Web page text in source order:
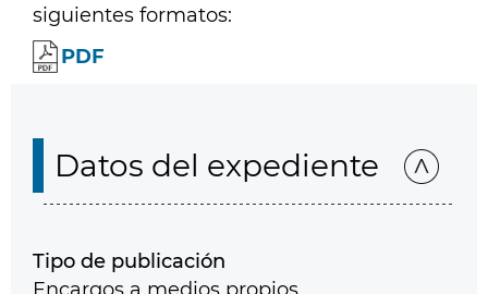
siguientes formatos:
PDF
Datos del expediente
Tipo de publicación